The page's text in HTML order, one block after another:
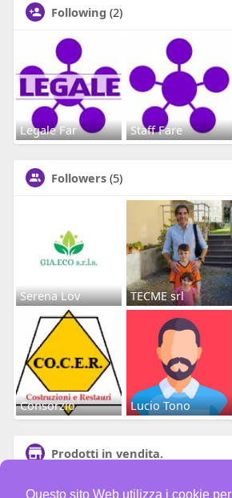
Questo sito Web utilizza i cookie per
Following (2)
Legale Far Staff Fare
Followers (5)
Serena Lov TECME srl
Consorzio Lucio Tono
Prodotti in vendita.